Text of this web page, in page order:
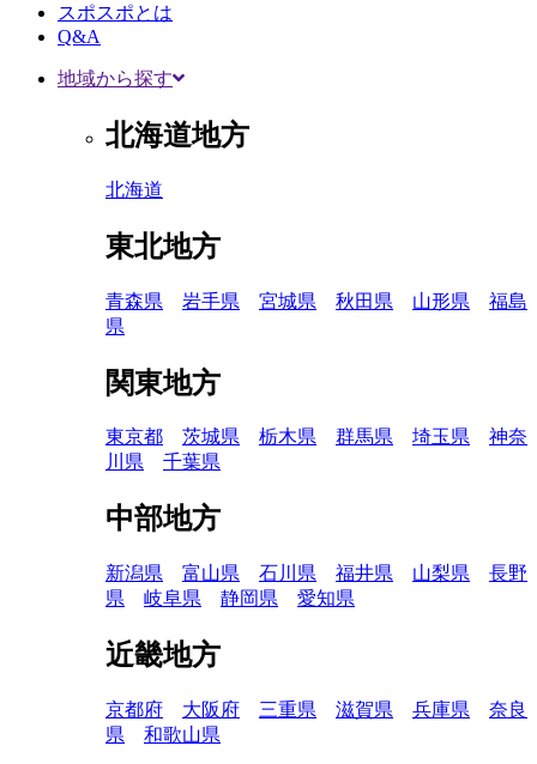
スポスポとは
Q&A
地域から探す
北海道地方
北海道
東北地方
青森県 岩手県 宮城県 秋田県 山形県
福島
県
関東地方
東京都 茨城県 栃木県 群馬県 埼玉県
神奈
川県
千葉県
中部地方
新潟県 富山県 石川県 福井県 山梨県
長野
県
岐阜県 静岡県 愛知県
近畿地方
京都府 大阪府 三重県 滋賀県 兵庫県
奈良
県
和歌山県